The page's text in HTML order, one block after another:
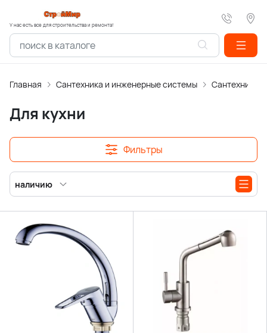
У нас есть все для строительства и ремонта!
Главная Сантехника и инженерные системы Сантехника
Для кухни
Фильтры
наличию